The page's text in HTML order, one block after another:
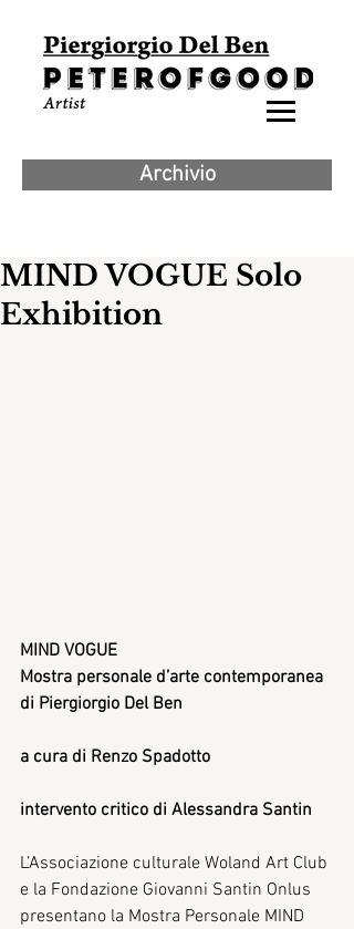
Archivio
MIND VOGUE Solo
Exhibition
MIND VOGUE
Mostra personale d’arte contemporanea
di Piergiorgio Del Ben
a cura di Renzo Spadotto
intervento critico di Alessandra Santin
L’Associazione culturale Woland Art Club
e la Fondazione Giovanni Santin Onlus
presentano la Mostra Personale MIND